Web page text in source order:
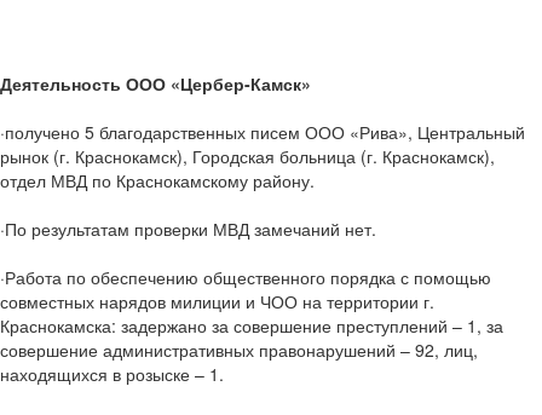
Деятельность ООО «Цербер-Камск»
·получено 5 благодарственных писем ООО «Рива», Центральный
рынок (г. Краснокамск), Городская больница (г. Краснокамск),
отдел МВД по Краснокамскому району.
·По результатам проверки МВД замечаний нет.
·Работа по обеспечению общественного порядка с помощью
совместных нарядов милиции и ЧОО на территории г.
Краснокамска: задержано за совершение преступлений – 1, за
совершение административных правонарушений – 92, лиц,
находящихся в розыске – 1.